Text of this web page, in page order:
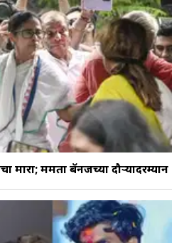
ममता बॅनर्जींच्या दौऱ्यादरम्यान